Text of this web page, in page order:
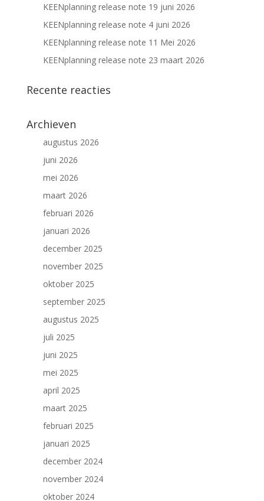
KEENplanning release note 19 juni 2026
KEENplanning release note 4 juni 2026
KEENplanning release note 11 Mei 2026
KEENplanning release note 23 maart 2026
Recente reacties
Archieven
augustus 2026
juni 2026
mei 2026
maart 2026
februari 2026
januari 2026
december 2025
november 2025
oktober 2025
september 2025
augustus 2025
juli 2025
juni 2025
mei 2025
april 2025
maart 2025
februari 2025
januari 2025
december 2024
november 2024
oktober 2024